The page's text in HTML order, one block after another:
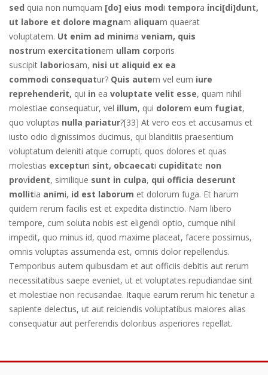
sed quia non numquam [do] eius modi tempora inci[di]dunt,
ut labore et dolore magnam aliquam quaerat
voluptatem. Ut enim ad minima veniam, quis
nostrum exercitationem ullam corporis
suscipit laboriosam, nisi ut aliquid ex ea
commodi consequatur? Quis autem vel eum iure
reprehenderit, qui in ea voluptate velit esse, quam nihil
molestiae consequatur, vel illum, qui dolorem eum fugiat,
quo voluptas nulla pariatur?[33] At vero eos et accusamus et
iusto odio dignissimos ducimus, qui blanditiis praesentium
voluptatum deleniti atque corrupti, quos dolores et quas
molestias excepturi sint, obcaecati cupiditate non
provident, similique sunt in culpa, qui officia deserunt
mollitia animi, id est laborum et dolorum fuga. Et harum
quidem rerum facilis est et expedita distinctio. Nam libero
tempore, cum soluta nobis est eligendi optio, cumque nihil
impedit, quo minus id, quod maxime placeat, facere possimus,
omnis voluptas assumenda est, omnis dolor repellendus.
Temporibus autem quibusdam et aut officiis debitis aut rerum
necessitatibus saepe eveniet, ut et voluptates repudiandae sint
et molestiae non recusandae. Itaque earum rerum hic tenetur a
sapiente delectus, ut aut reiciendis voluptatibus maiores alias
consequatur aut perferendis doloribus asperiores repellat.